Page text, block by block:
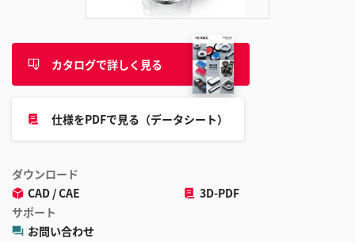
カタログで詳しく見る
仕様をPDFで見る（データシート）
ダウンロード
CAD / CAE
3D-PDF
サポート
お問い合わせ